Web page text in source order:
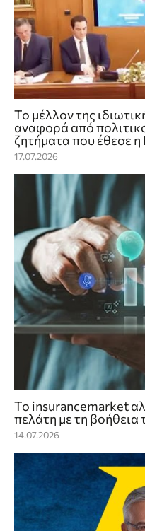
Το μέλλον της
αναφορά από
ζητήματα που έθεσε
17.07.2026
Το insurancemarket
πελάτη με τη βοήθεια
14.07.2026